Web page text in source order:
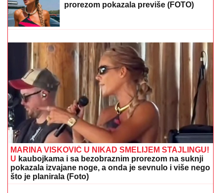
Hitno uključivanje Mustafe Durdžića u emisiju, otkrio
detalje video poziva sa Majom: "Mevlida je ljuta na
nju"
VERENICA DRAGANA STANKOVIĆA
POSTALA PREDMET PODSMEHA
Zbog jednog detalja sa veridbe je
urnišu na mrežama: "Bukvalno dva
dinara"
Zbog pevačice je ostavio ženu i dvoje
dece: Nakon razvoda dobili i dete, o
skandalu su svi brujali